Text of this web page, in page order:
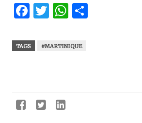
Facebook
Twitter
WhatsApp
TAGS #MARTINIQUE